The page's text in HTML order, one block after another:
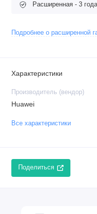
Расширенная - 3 года
Подробнее о расширенной
Характеристики
Производитель (вендор)
Huawei
Все характеристики
Поделиться